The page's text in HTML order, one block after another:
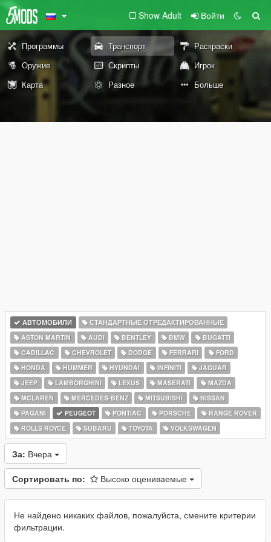
Show Adult Войти
Программы Транспорт
Раскраски
Оружие
Скрипты
Игрок
Карта
Разное Больше
АВТОМОБИЛИ
СТАНДАРТНЫЕ ОТРЕДАКТИРОВАННЫЕ
ASTON MARTIN
AUDI BENTLEY BMW
BUGATTI
CADILLAC
CHEVROLET DODGE FERRARI
FORD
HONDA
HUMMER HYUNDAI INFINITI
JAGUAR
JEEP
LAMBORGHINI LEXUS MASERATI
MAZDA
MCLAREN
MERCEDES-BENZ MITSUBISHI
NISSAN
PAGANI
PEUGEOT PONTIAC PORSCHE
RANGE ROVER
ROLLS ROYCE
SUBARU TOYOTA VOLKSWAGEN
За: Вчера
Сортировать по: Высоко оцениваемые
Не найдено никаких файлов, пожалуйста, смените критерии
фильтрации.